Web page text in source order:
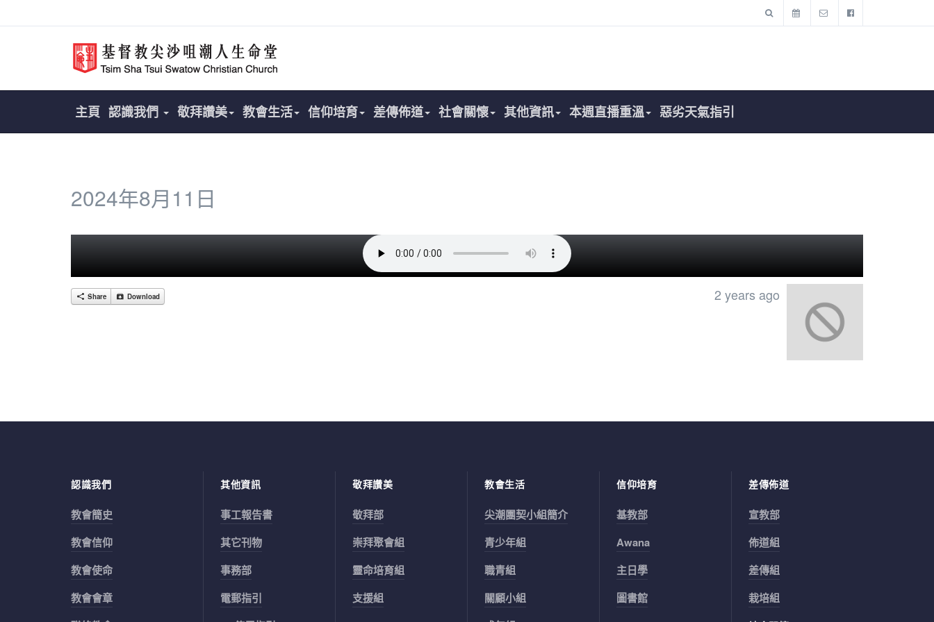
主頁 認識我們 敬拜讚美 教會生活 信仰培育 差傳佈道 社會關懷 其他資訊 本週直播重溫 惡劣天氣指引
2024年8月11日
Share Download 2 years ago
認識我們
教會簡史
教會信仰
教會使命
教會會章
其他資訊
事工報告書
其它刊物
事務部
電郵指引
敬拜讚美
敬拜部
崇拜聚會組
靈命培育組
支援組
教會生活
尖潮團契小組簡介
青少年組
職青組
關顧小組
信仰培育
基教部
Awana
主日學
圖書館
差傳佈道
宣教部
佈道組
差傳組
栽培組